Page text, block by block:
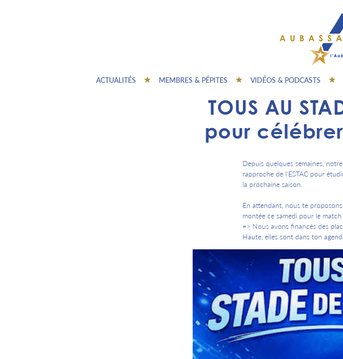
ACTUALITÉS MEMBRES & PÉPITES VIDÉOS & PODCASTS
TOUS AU
pour
Depuis quelques semaines,
rapproche de l'ESTAC pour
la prochaine saison.
En attendant, nous te
montée ce samedi pour le match
=> Nous avons financés des
Haute, elles sont dans ton